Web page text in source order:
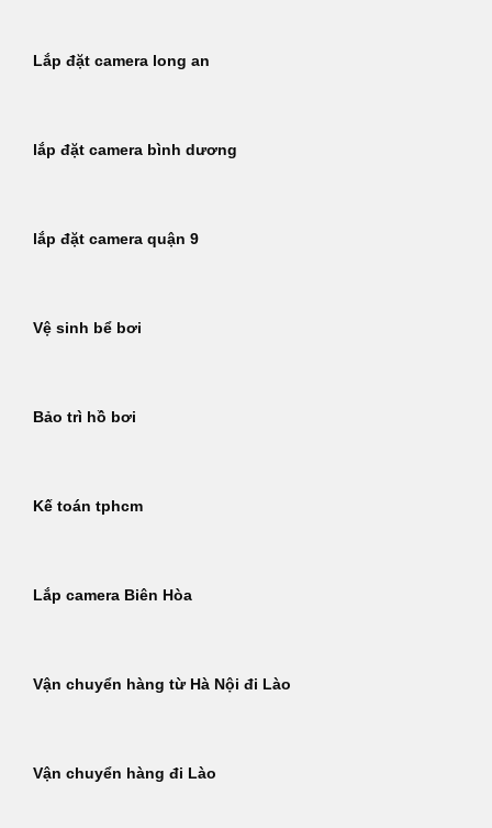
Lắp đặt camera long an
lắp đặt camera bình dương
lắp đặt camera quận 9
Vệ sinh bể bơi
Bảo trì hồ bơi
Kế toán tphcm
Lắp camera Biên Hòa
Vận chuyển hàng từ Hà Nội đi Lào
Vận chuyển hàng đi Lào